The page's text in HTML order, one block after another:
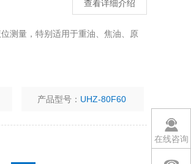
查看详细介绍
测量，特别适用于重油、焦油、原
产品型号： UHZ-80F60
在线咨询